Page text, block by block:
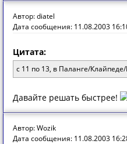
Автор: diatel
Дата сообщения: 11.08.2003
Цитата:
с 11 по 13, в Паланге/
Давайте решать быстрее!
Автор: Wozik
Дата сообщения: 11.08.2003